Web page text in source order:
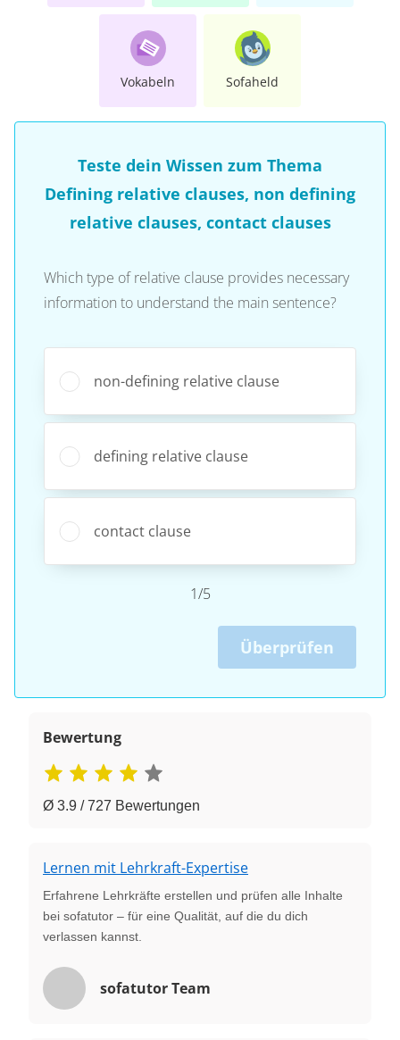
Vokabeln Sofaheld
Teste dein Wissen zum Thema
Defining relative clauses, non defining
relative clauses, contact clauses
Which type of relative clause provides necessary
information to understand the main sentence?
non-defining relative clause
defining relative clause
contact clause
1/5
Überprüfen
Bewertung
Ø 3.9 / 727 Bewertungen
Lernen mit Lehrkraft-Expertise
Erfahrene Lehrkräfte erstellen und prüfen alle Inhalte
bei sofatutor – für eine Qualität, auf die du dich
verlassen kannst.
sofatutor Team